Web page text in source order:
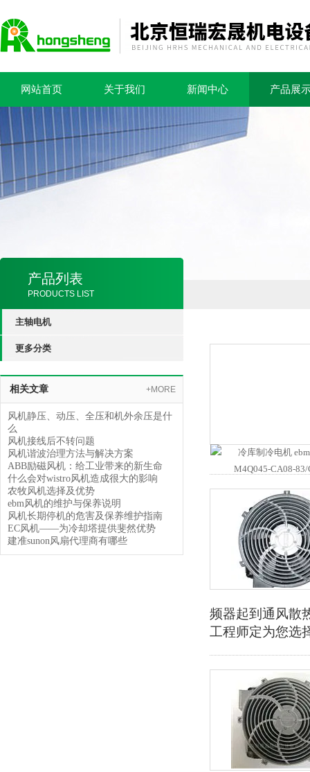
网站首页 关于我们 新闻中心 产品展
产品列表
PRODUCTS LIST
主轴电机
更多分类
相关文章 +MORE
风机静压、动压、全压和机外余压是什
么
风机接线后不转问题
风机谐波治理方法与解决方案
ABB励磁风机：给工业带来的新生命
什么会对wistro风机造成很大的影响
农牧风机选择及优势
ebm风机的维护与保养说明
风机长期停机的危害及保养维护指南
EC风机——为冷却塔提供斐然优势
建准sunon风扇代理商有哪些
频器起到通风散
工程师定为您选